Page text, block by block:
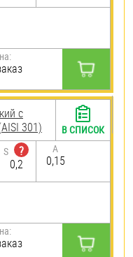
с
301)
S
?
0,2
A
0,15
В СПИСОК